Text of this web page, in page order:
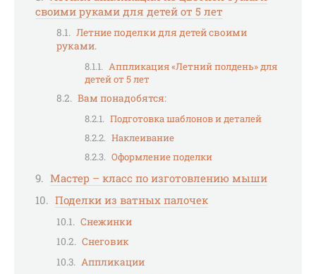
своими руками для детей от 5 лет
Летние поделки для детей своими
руками.
Аппликация «Летний полдень» для
детей от 5 лет
Вам понадобятся:
Подготовка шаблонов и деталей
Наклеивание
Оформление поделки
Мастер – класс по изготовлению мыши
Поделки из ватных палочек
Снежинки
Снеговик
Аппликации